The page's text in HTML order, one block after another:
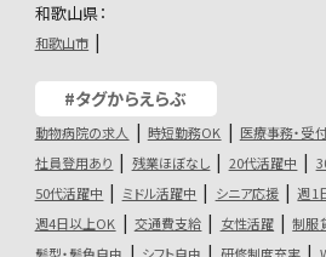
和歌山県：
和歌山市
#タグからえらぶ
動物病院の求人 時短勤務OK 医療事務・受
社員登用あり
残業ほぼなし 20代活躍中
50代活躍中
ミドル活躍中 シニア応援 週1
週4日以上OK
交通費支給 女性活躍 制服